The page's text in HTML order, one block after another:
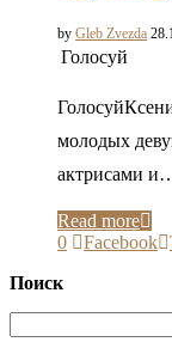
by Gleb Zvezda
Голосуй
молодых
актрисами
Read more
0
Facebook
Поиск